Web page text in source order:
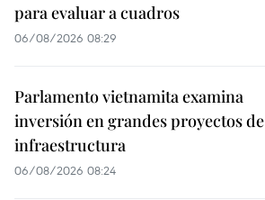
para evaluar a cuadros
06/08/2026 08:29
Parlamento vietnamita examina
inversión en grandes proyectos de
infraestructura
06/08/2026 08:24